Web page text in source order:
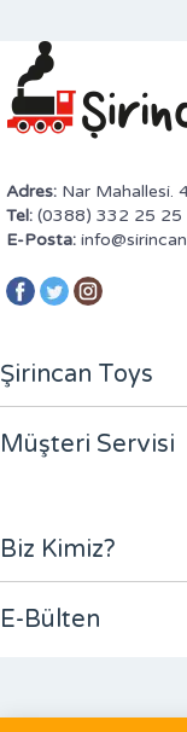
Adres: Nar Mahallesi.
Tel: (0388) 332 25 25
E-Posta:
Şirincan Toys
Müşteri Servisi
Biz Kimiz?
E-Bülten